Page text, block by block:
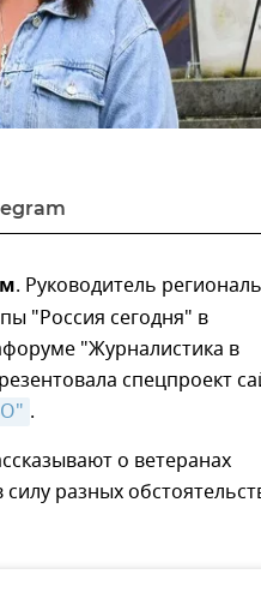
. Руководитель
"Россия сегодня" в
"Журналистика в
спецпроект
.
о ветеранах
разных